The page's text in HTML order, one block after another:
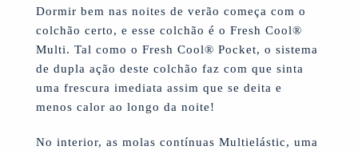
Dormir bem nas noites de verão começa com o
colchão certo, e esse colchão é o Fresh Cool®
Multi. Tal como o Fresh Cool® Pocket, o sistema
de dupla ação deste colchão faz com que sinta
uma frescura imediata assim que se deita e
menos calor ao longo da noite!
No interior, as molas contínuas Multielástic, uma